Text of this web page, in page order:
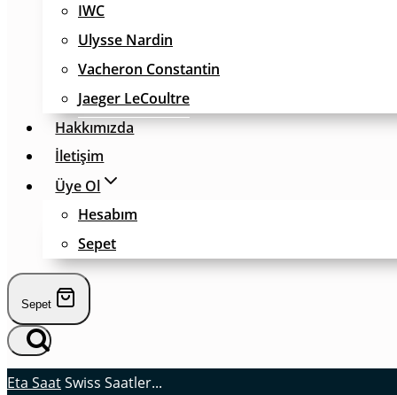
IWC
Ulysse Nardin
Vacheron Constantin
Jaeger LeCoultre
Hakkımızda
İletişim
Üye Ol
Hesabım
Sepet
Sepet
Eta SaatSwiss Saatler...